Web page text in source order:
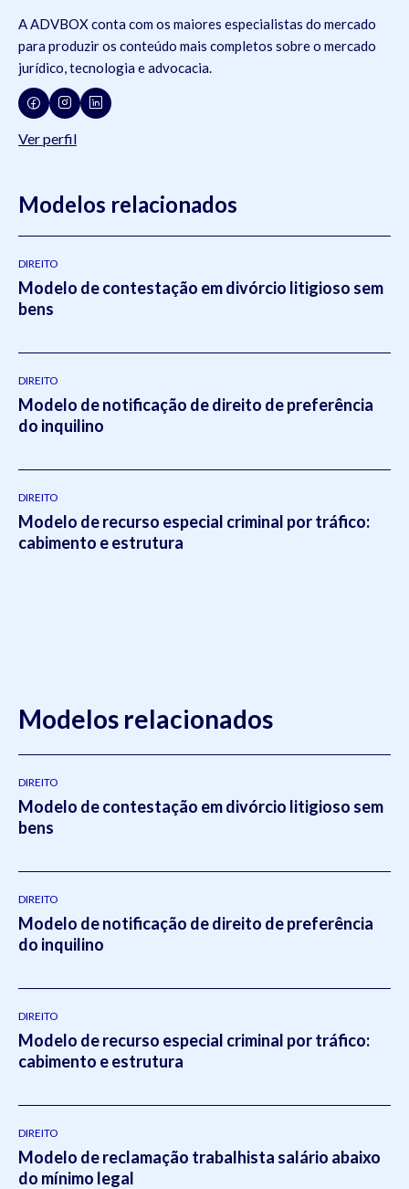
A ADVBOX conta com os maiores especialistas do mercado
para produzir os conteúdo mais completos sobre o mercado
jurídico, tecnologia e advocacia.
Ver perfil
Modelos relacionados
DIREITO
Modelo de contestação em divórcio litigioso sem
bens
DIREITO
Modelo de notificação de direito de preferência
do inquilino
DIREITO
Modelo de recurso especial criminal por tráfico:
cabimento e estrutura
Modelos relacionados
DIREITO
Modelo de contestação em divórcio litigioso sem
bens
DIREITO
Modelo de notificação de direito de preferência
do inquilino
DIREITO
Modelo de recurso especial criminal por tráfico:
cabimento e estrutura
DIREITO
Modelo de reclamação trabalhista salário abaixo
do mínimo legal